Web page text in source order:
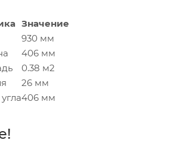
Значение
930 мм
406 мм
0.38 м2
26 мм
406 мм